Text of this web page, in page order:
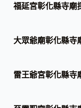
福延宮彰化縣寺廟
大眾爺廟彰化縣寺
雷王爺宮彰化縣寺